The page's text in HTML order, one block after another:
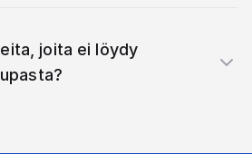
joita ei löydy